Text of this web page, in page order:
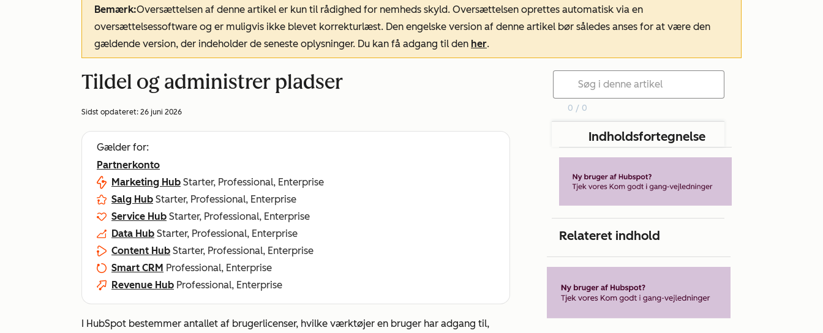
Bemærk:Oversættelsen af denne artikel er kun til rådighed for nemheds skyld. Oversættelsen oprettes automatisk via en
oversættelsessoftware og er muligvis ikke blevet korrekturlæst. Den engelske version af denne artikel bør således anses for at være den
gældende version, der indeholder de seneste oplysninger. Du kan få adgang til den her.
Tildel og administrer pladser
Sidst opdateret: 26 juni 2026
Gælder for:
Partnerkonto
Marketing Hub Starter, Professional, Enterprise
Salg Hub Starter, Professional, Enterprise
Service Hub Starter, Professional, Enterprise
Data Hub Starter, Professional, Enterprise
Content Hub Starter, Professional, Enterprise
Smart CRM Professional, Enterprise
Revenue Hub Professional, Enterprise
I HubSpot bestemmer antallet af brugerlicenser, hvilke værktøjer en bruger har adgang til,
0 / 0
Indholdsfortegnelse
Relateret indhold